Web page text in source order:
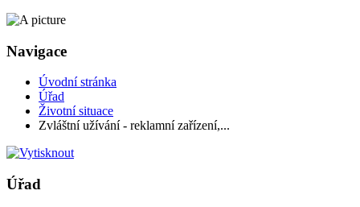
Navigace
Úvodní stránka
Úřad
Životní situace
Zvláštní užívání - reklamní zařízení,...
Úřad